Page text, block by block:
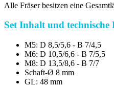
Alle Fräser besitzen eine
Set Inhalt und technische
M5: D 8,5/5,6 - B 7/4,5
M6: D 10,5/6,6 - B 7/5,5
M8: D 13,5/8,6 - B 7/7
Schaft-Ø 8 mm
GL: 48 mm